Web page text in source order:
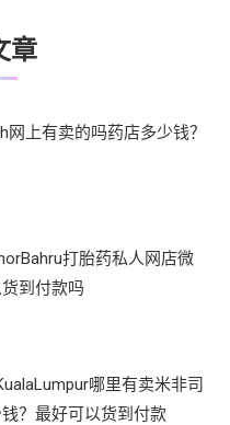
章
网上有卖的吗药店多少钱？
打胎药私人网店微
到付款吗
哪里有卖米非司
？最好可以货到付款